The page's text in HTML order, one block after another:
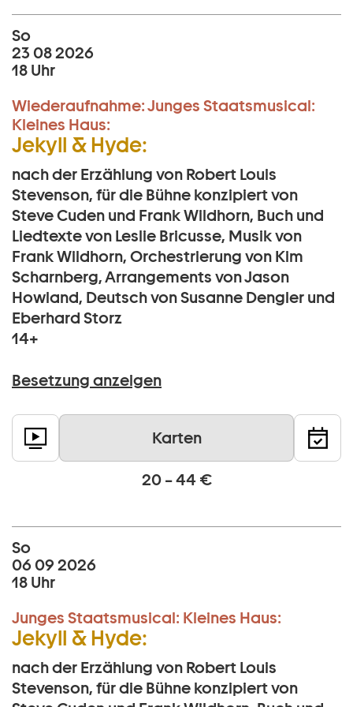
So
23 08 2026
18 Uhr
Wiederaufnahme:Junges Staatsmusical:
Kleines Haus:
Jekyll & Hyde:
nach der Erzählung von Robert Louis
Stevenson, für die Bühne konzipiert von
Steve Cuden und Frank Wildhorn, Buch und
Liedtexte von Leslie Bricusse, Musik von
Frank Wildhorn, Orchestrierung von Kim
Scharnberg, Arrangements von Jason
Howland, Deutsch von Susanne Dengler und
Eberhard Storz
14+
Besetzung anzeigen
Karten
20 – 44 €
So
06 09 2026
18 Uhr
Junges Staatsmusical: Kleines Haus:
Jekyll & Hyde:
nach der Erzählung von Robert Louis
Stevenson, für die Bühne konzipiert von